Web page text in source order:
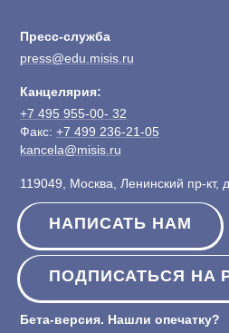
Пресс-служба
press@edu.misis.ru
Канцелярия:
+7 495 955-00- 32
Факс: +7 499 236-21-05
kancela@misis.ru
119049, Москва, Ленинский пр-кт,
НАПИСАТЬ НАМ
ПОДПИСАТЬСЯ НА
Бета-версия. Нашли опечатку?